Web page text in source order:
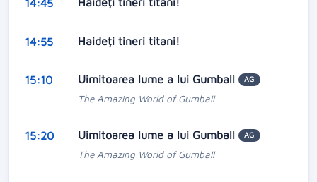
14:45
14:55 Haideți tineri titani!
15:10 Uimitoarea lume a lui Gumball AG
The Amazing World of Gumball
15:20 Uimitoarea lume a lui Gumball AG
The Amazing World of Gumball